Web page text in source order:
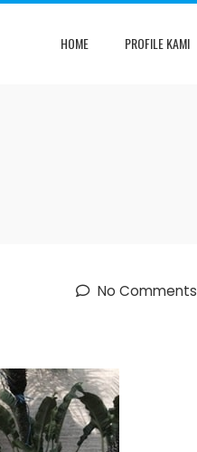
HOME PROFILE KAMI
No Comments